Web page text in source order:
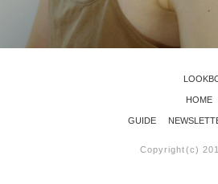
HOME
GUIDE
Copyright(c)